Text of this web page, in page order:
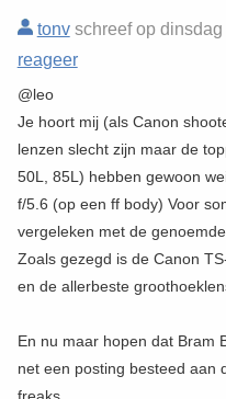
tonvschreef op dinsdag
reageer
@leo
Je hoort mij (als Canon
lenzen slecht zijn maar de
50L, 85L) hebben gewoon
f/5.6 (op een ff body) Voor
vergeleken met de
Zoals gezegd is de Canon
en de allerbeste
En nu maar hopen dat Bram
net een posting besteed aan
freaks.